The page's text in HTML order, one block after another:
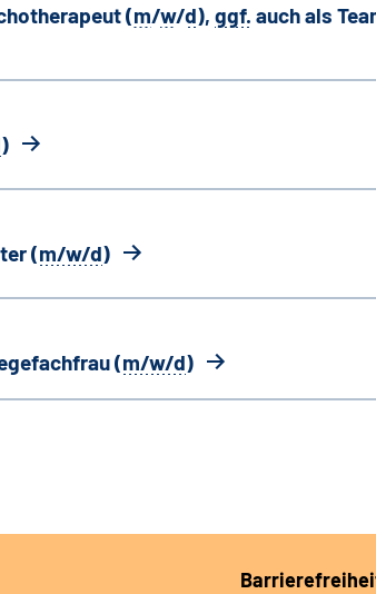
(m/w/d), ggf. auch als
)
(m/w/d)
(m/w/d)